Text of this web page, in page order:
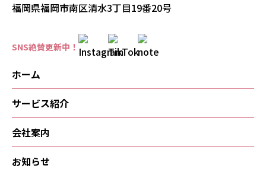
福岡県福岡市南区清水3丁目19番20号
SNS絶賛更新中！
ホーム
サービス紹介
会社案内
お知らせ